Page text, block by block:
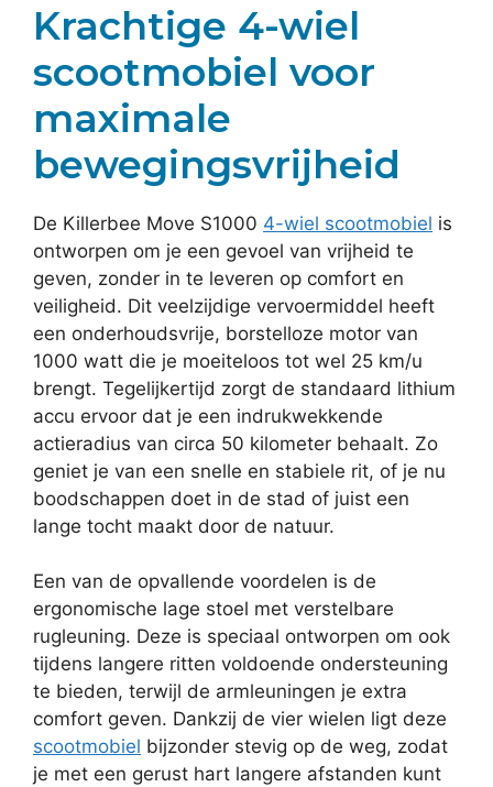
Krachtige 4-wiel
scootmobiel voor
maximale
bewegingsvrijheid
De Killerbee Move S1000 4-wiel scootmobiel is
ontworpen om je een gevoel van vrijheid te
geven, zonder in te leveren op comfort en
veiligheid. Dit veelzijdige vervoermiddel heeft
een onderhoudsvrije, borstelloze motor van
1000 watt die je moeiteloos tot wel 25 km/u
brengt. Tegelijkertijd zorgt de standaard lithium
accu ervoor dat je een indrukwekkende
actieradius van circa 50 kilometer behaalt. Zo
geniet je van een snelle en stabiele rit, of je nu
boodschappen doet in de stad of juist een
lange tocht maakt door de natuur.
Een van de opvallende voordelen is de
ergonomische lage stoel met verstelbare
rugleuning. Deze is speciaal ontworpen om ook
tijdens langere ritten voldoende ondersteuning
te bieden, terwijl de armleuningen je extra
comfort geven. Dankzij de vier wielen ligt deze
scootmobiel bijzonder stevig op de weg, zodat
je met een gerust hart langere afstanden kunt